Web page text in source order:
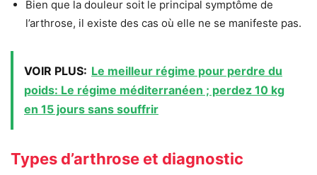
Bien que la douleur soit le principal symptôme de
l’arthrose, il existe des cas où elle ne se manifeste pas.
VOIR PLUS: Le meilleur régime pour perdre du
poids: Le régime méditerranéen ; perdez 10 kg
en 15 jours sans souffrir
Types d’arthrose et diagnostic